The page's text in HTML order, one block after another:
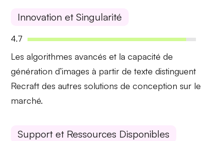
Innovation et Singularité
4.7
Lesalgorithmes avancés et la capacité de
génération d’images à partir de texte distinguent
Recraft des autres solutions de conception sur le
marché.
Support et Ressources Disponibles